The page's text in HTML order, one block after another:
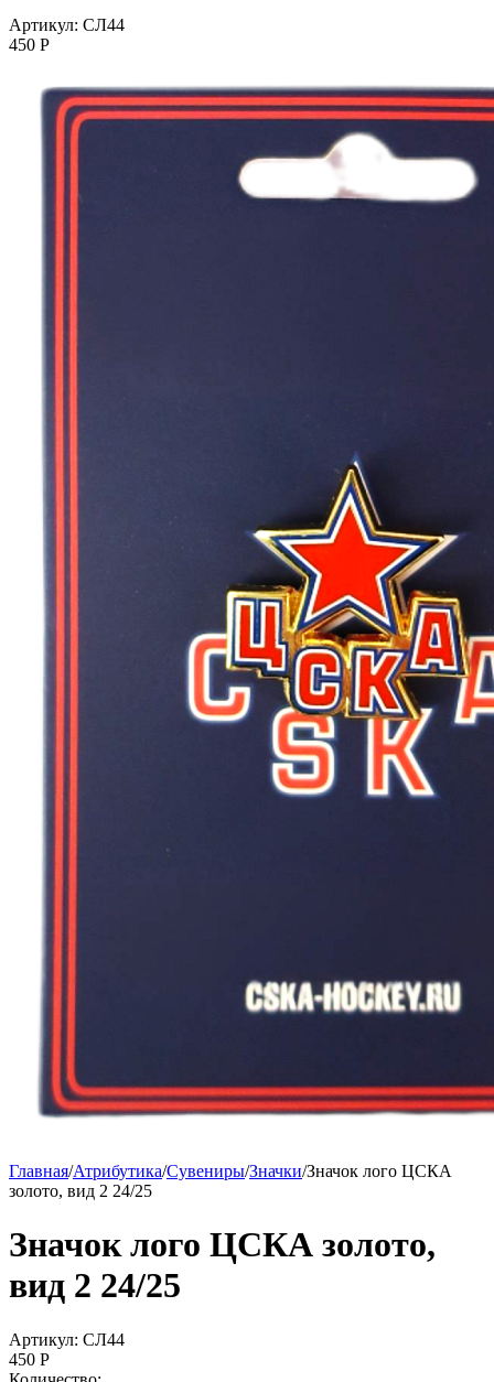
Артикул: СЛ44
450 P
Главная/Атрибутика/Сувениры/Значки/Значок лого ЦСКА
золото, вид 2 24/25
Значок лого ЦСКА золото,
вид 2 24/25
Артикул: СЛ44
450 P